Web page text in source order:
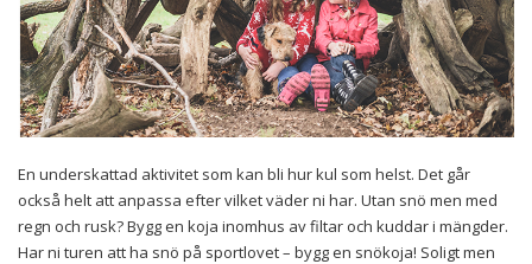
En underskattad aktivitet som kan bli hur kul som helst. Det går
också helt att anpassa efter vilket väder ni har. Utan snö men med
regn och rusk? Bygg en koja inomhus av filtar och kuddar i mängder.
Har ni turen att ha snö på sportlovet – bygg en snökoja! Soligt men